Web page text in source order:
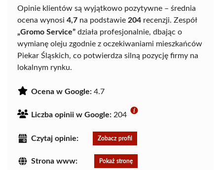
Opinie klientów są wyjątkowo pozytywne – średnia
ocena wynosi 4,7 na podstawie 204 recenzji. Zespół
„Gromo Service” działa profesjonalnie, dbając o
wymianę oleju zgodnie z oczekiwaniami mieszkańców
Piekar Śląskich, co potwierdza silną pozycję firmy na
lokalnym rynku.
Ocena w Google: 4.7
Liczba opinii w Google: 204
Czytaj opinie: Zobacz profil
Strona www: Pokaż stronę